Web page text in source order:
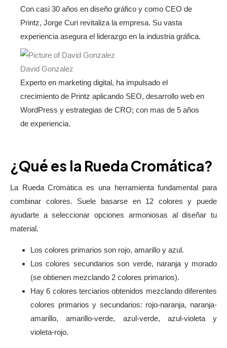
Con casi 30 años en diseño gráfico y como CEO de
Printz, Jorge Curi revitaliza la empresa. Su vasta
experiencia asegura el liderazgo en la industria gráfica.
David Gonzalez
Experto en marketing digital, ha impulsado el
crecimiento de Printz aplicando SEO, desarrollo web en
WordPress y estrategias de CRO; con mas de 5 años
de experiencia.
¿Qué es la Rueda Cromática?
La Rueda Cromática es una herramienta fundamental para
combinar colores. Suele basarse en 12 colores y puede
ayudarte a seleccionar opciones armoniosas al diseñar tu
material.
Los colores primarios son rojo, amarillo y azul.
Los colores secundarios son verde, naranja y morado
(se obtienen mezclando 2 colores primarios).
Hay 6 colores terciarios obtenidos mezclando diferentes
colores primarios y secundarios: rojo-naranja, naranja-
amarillo, amarillo-verde, azul-verde, azul-violeta y
violeta-rojo.